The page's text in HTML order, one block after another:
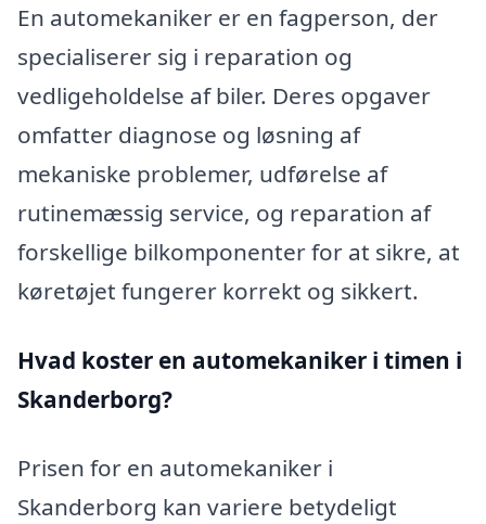
En automekaniker er en fagperson, der
specialiserer sig i reparation og
vedligeholdelse af biler. Deres opgaver
omfatter diagnose og løsning af
mekaniske problemer, udførelse af
rutinemæssig service, og reparation af
forskellige bilkomponenter for at sikre, at
køretøjet fungerer korrekt og sikkert.
Hvad koster en automekaniker i timen i
Skanderborg?
Prisen for en automekaniker i
Skanderborg kan variere betydeligt